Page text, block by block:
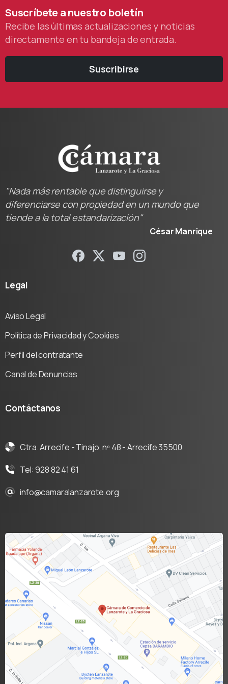
Suscríbeteanuestro boletín
Recibe las últimas actualizaciones y noticias
directamente en tu bandeja de entrada.
Suscribirse
"Nada más rentable que distinguirse y
diferenciarse con propiedad en un mundo que
tiende a la total estandarización"
César Manrique
Legal
Aviso Legal
Política de Privacidad y Cookies
Perfil del contratante
Canal de Denuncias
Contáctanos
Ctra. Arrecife - Tinajo, nº 48 - Arrecife 35500
Tel: 928 82 41 61
info@camaralanzarote.org